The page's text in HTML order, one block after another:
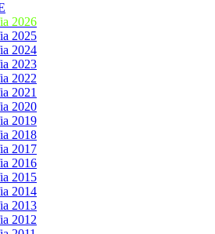
2026
2025
2024
2023
2022
2021
2020
2019
2018
2017
2016
2015
2014
2013
2012